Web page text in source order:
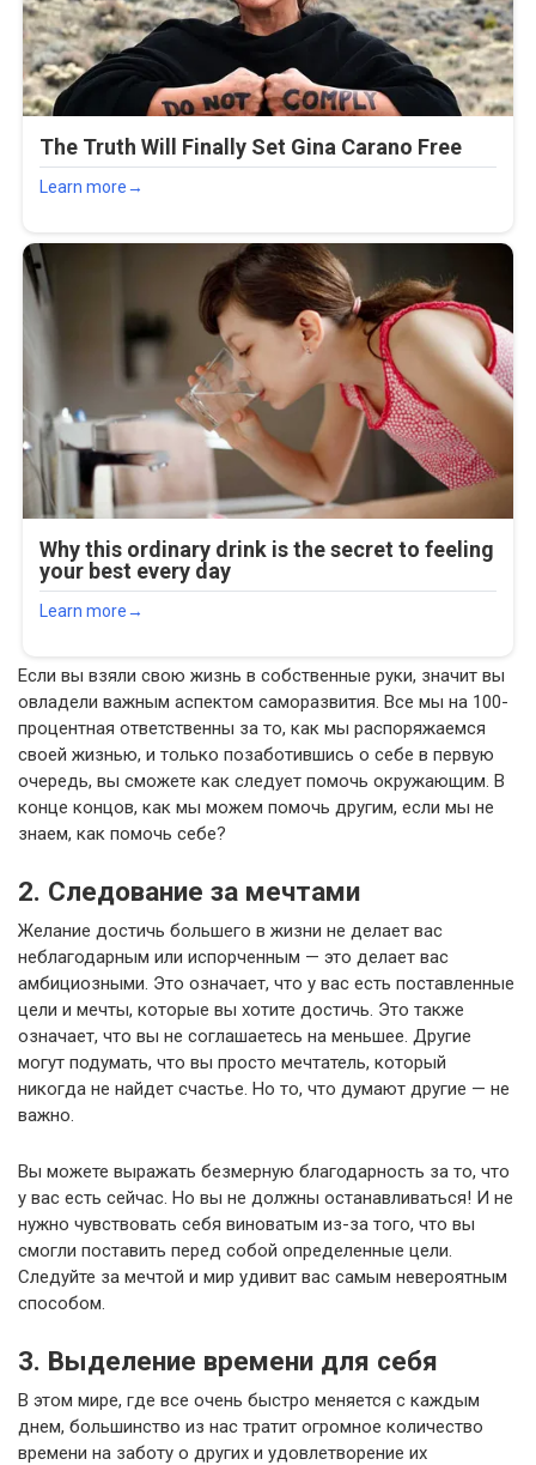
Если вы взяли свою жизнь в собственные руки, значит вы
овладели важным аспектом саморазвития. Все мы на 100-
процентная ответственны за то, как мы распоряжаемся
своей жизнью, и только позаботившись о себе в первую
очередь, вы сможете как следует помочь окружающим. В
конце концов, как мы можем помочь другим, если мы не
знаем, как помочь себе?
2. Следование за мечтами
Желание достичь большего в жизни не делает вас
неблагодарным или испорченным — это делает вас
амбициозными. Это означает, что у вас есть поставленные
цели и мечты, которые вы хотите достичь. Это также
означает, что вы не соглашаетесь на меньшее. Другие
могут подумать, что вы просто мечтатель, который
никогда не найдет счастье. Но то, что думают другие — не
важно.
Вы можете выражать безмерную благодарность за то, что
у вас есть сейчас. Но вы не должны останавливаться! И не
нужно чувствовать себя виноватым из-за того, что вы
смогли поставить перед собой определенные цели.
Следуйте за мечтой и мир удивит вас самым невероятным
способом.
3. Выделение времени для себя
В этом мире, где все очень быстро меняется с каждым
днем, большинство из нас тратит огромное количество
времени на заботу о других и удовлетворение их